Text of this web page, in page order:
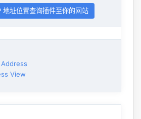
地址位置查询插件至你的网站
View